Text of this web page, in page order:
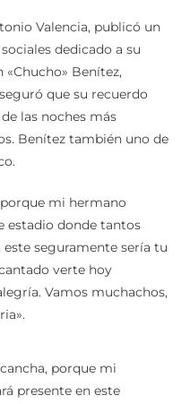
Valencia, publicó un
dedicado a su
Benítez,
que su recuerdo
las noches más
Benítez también uno de
porque mi hermano
estadio donde tantos
seguramente sería tu
verte hoy
Vamos muchachos,
porque mi
presente en este